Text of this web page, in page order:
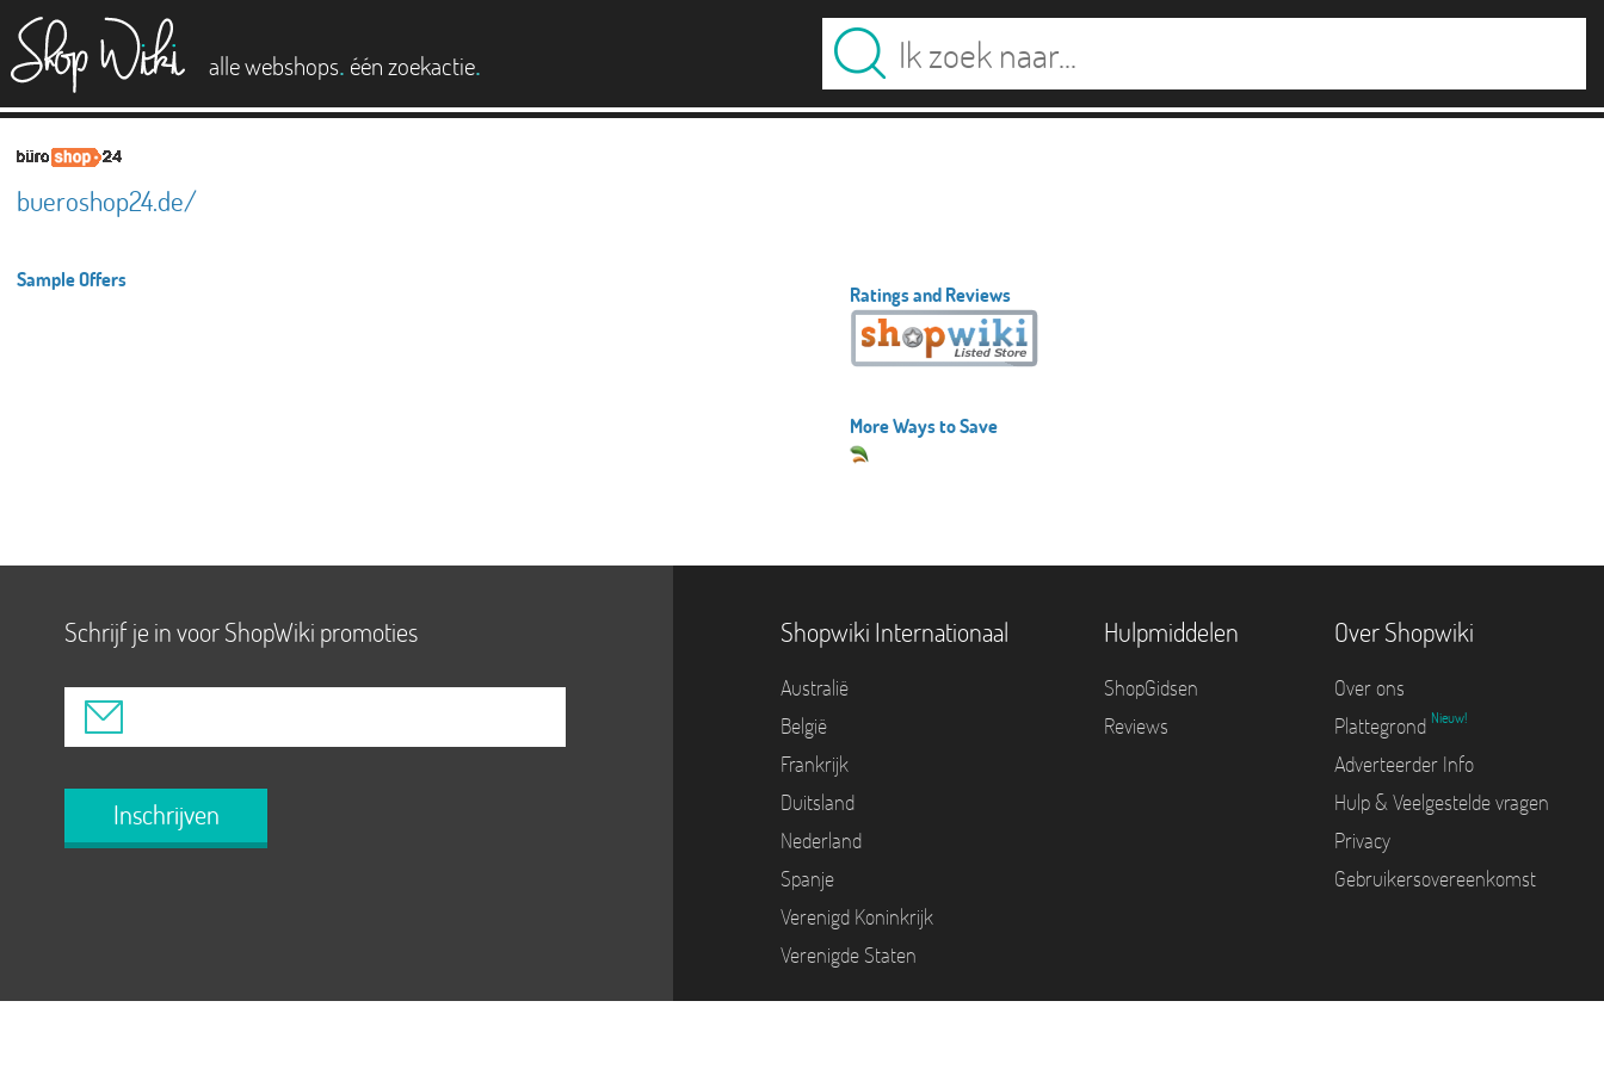
alle webshops. één zoekactie.
bueroshop24.de/
Sample Offers
Ratings and Reviews
More Ways to Save
Schrijf je in voor ShopWiki promoties
Inschrijven
Shopwiki Internationaal
Australië
België
Frankrijk
Duitsland
Nederland
Spanje
Verenigd Koninkrijk
Verenigde Staten
Hulpmiddelen
ShopGidsen
Reviews
Over Shopwiki
Over ons
Plattegrond Nieuw!
Adverteerder Info
Hulp & Veelgestelde vragen
Privacy
Gebruikersovereenkomst